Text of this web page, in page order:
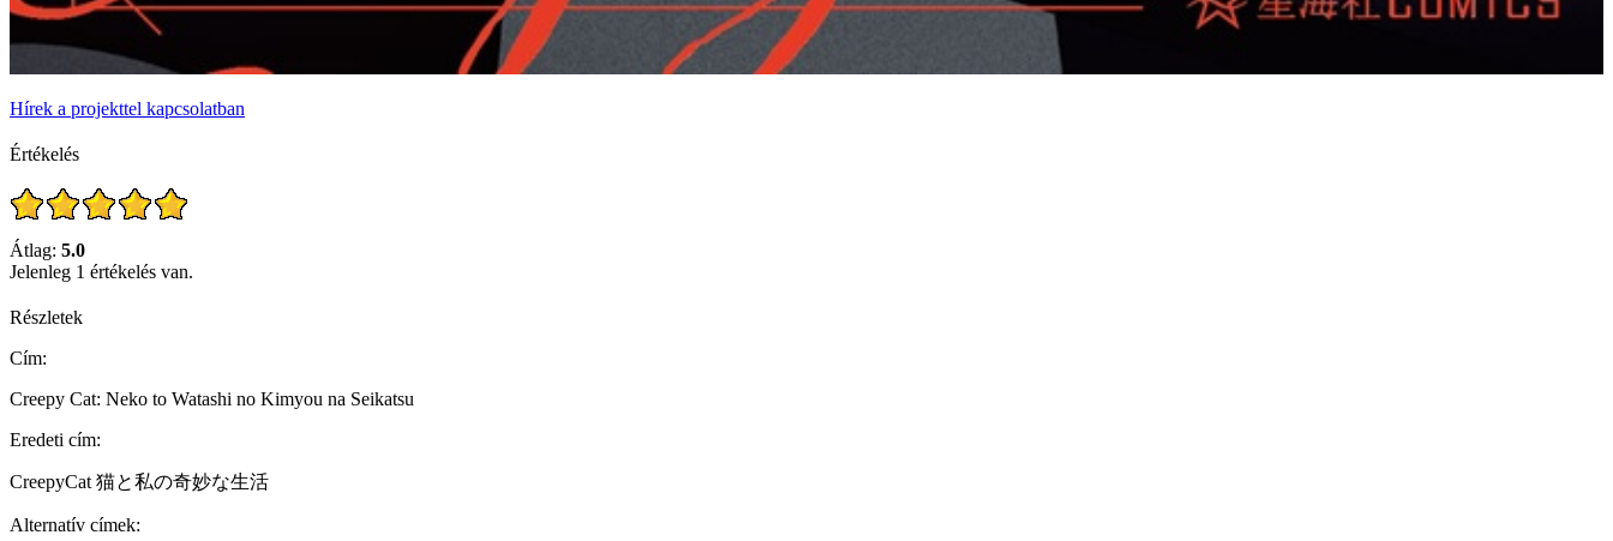
Hírek a projekttel kapcsolatban
Értékelés
Átlag: 5.0
Jelenleg 1 értékelés van.
Részletek
Cím:
Creepy Cat: Neko to Watashi no Kimyou na Seikatsu
Eredeti cím:
CreepyCat 猫と私の奇妙な生活
Alternatív címek: